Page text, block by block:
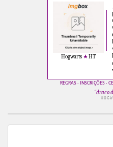
Hogwarts ★HT
REGRAS· INSCRIÇÕES·
“draco